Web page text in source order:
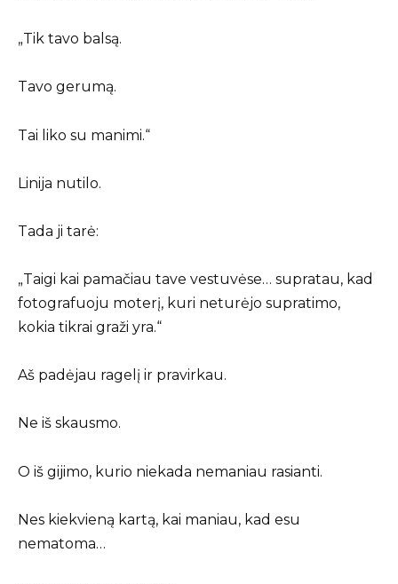
„Tik tavo balsą.
Tavo gerumą.
Tai liko su manimi.“
Linija nutilo.
Tada ji tarė:
„Taigi kai pamačiau tave vestuvėse… supratau, kad
fotografuoju moterį, kuri neturėjo supratimo,
kokia tikrai graži yra.“
Aš padėjau ragelį ir pravirkau.
Ne iš skausmo.
O iš gijimo, kurio niekada nemaniau rasianti.
Nes kiekvieną kartą, kai maniau, kad esu
nematoma…